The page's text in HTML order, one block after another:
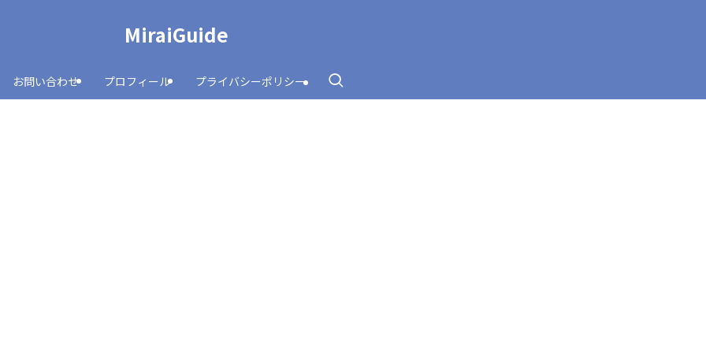
MiraiGuide
お問い合わせ プロフィール プライバシーポリシー